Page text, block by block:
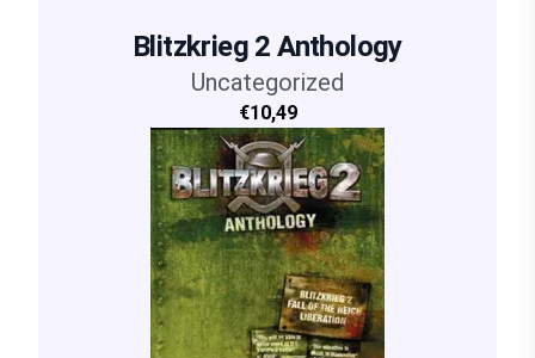
Blitzkrieg 2 Anthology
Uncategorized
€10,49